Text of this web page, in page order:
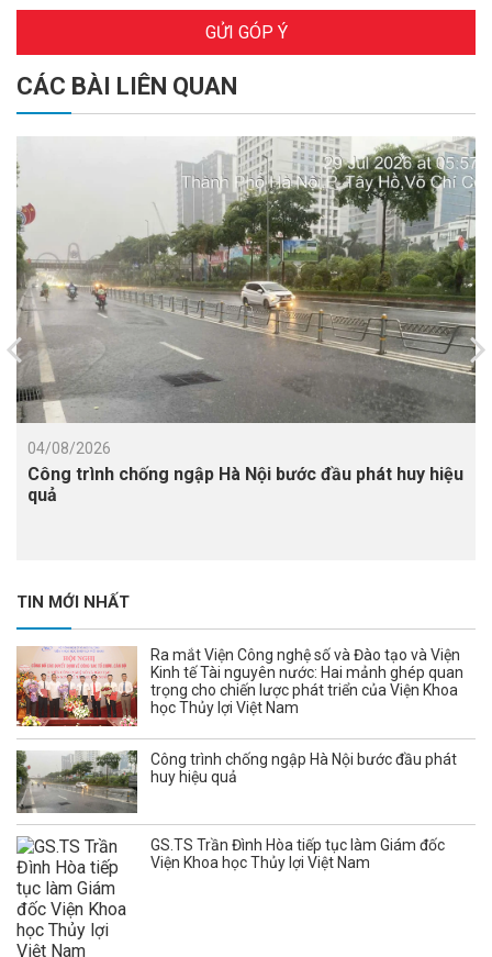
GỬI GÓP Ý
CÁC BÀI LIÊN QUAN
04/08/2026
Công trình chống ngập Hà Nội bước đầu phát huy hiệu
quả
TIN MỚI NHẤT
Ra mắt Viện Công nghệ số và Đào tạo và Viện
Kinh tế Tài nguyên nước: Hai mảnh ghép quan
trọng cho chiến lược phát triển của Viện Khoa
học Thủy lợi Việt Nam
Công trình chống ngập Hà Nội bước đầu phát
huy hiệu quả
GS.TS Trần Đình Hòa tiếp tục làm Giám đốc
Viện Khoa học Thủy lợi Việt Nam